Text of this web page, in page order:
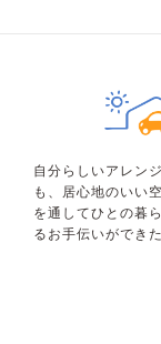
自分らしいアレン
も、居心地のいい
を通してひとの暮
るお手伝いができ